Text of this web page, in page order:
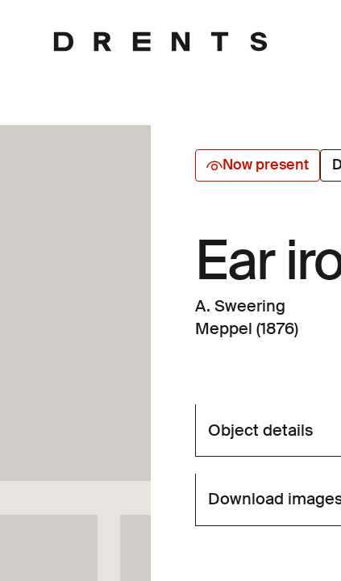
Now present
Ear
A. Sweering
Meppel (1876)
Object details
Download